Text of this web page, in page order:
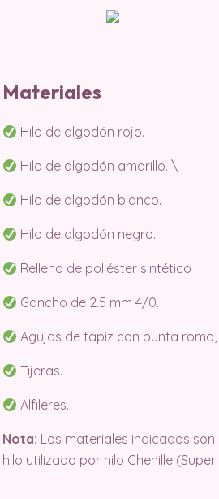
Materiales
Hilo de algodón rojo.
Hilo de algodón amarillo. \
Hilo de algodón blanco.
Hilo de algodón negro.
Relleno de poliéster sintético
Gancho de 2.5 mm 4/0.
Agujas de tapiz con punta roma,
Tijeras.
Alfileres.
Nota: Los materiales indicados
hilo utilizado por hilo Chenille